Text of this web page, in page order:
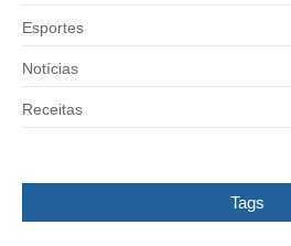
Esportes
Notícias
Receitas
Tags